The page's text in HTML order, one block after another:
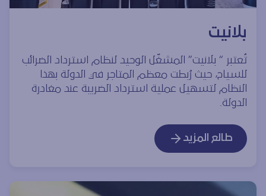
بلانيت
تُعتبر “ بلانيت” المشغّل الوحيد لنظام استرداد الضرائب
للسياح، حيث رُبطت معظم المتاجر في الدولة بهذا
النظام لتسهيل عملية استرداد الضريبة عند مغادرة
الدولة.
طالع المزيد